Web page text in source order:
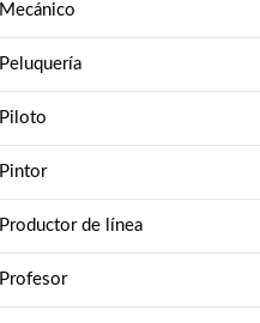
Mecánico
Peluquería
Piloto
Pintor
Productor de línea
Profesor